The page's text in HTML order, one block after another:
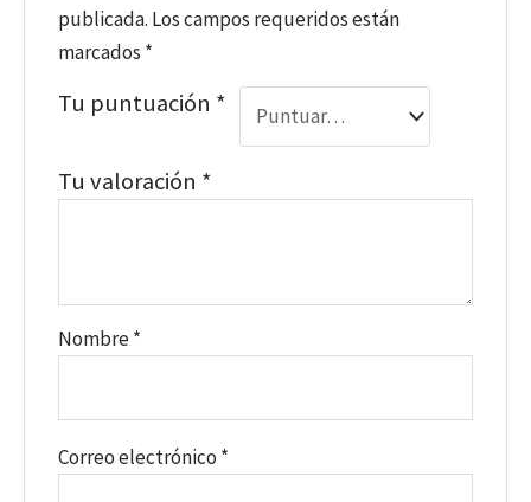
publicada. Los campos requeridos están
marcados *
Tu puntuación *
Tu valoración *
Nombre*
Correo electrónico *